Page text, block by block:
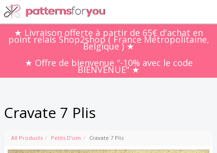
★ Livraison offerte à partir de 65€ d'achat en
point relais Shop2shop ( France Métropolitaine,
Belgique ) ★
★ Offre de bienvenue "-10% avec le code
BIENVENUE" ★
Cravate 7 Plis
All Products Petits D'om Cravate 7 Plis